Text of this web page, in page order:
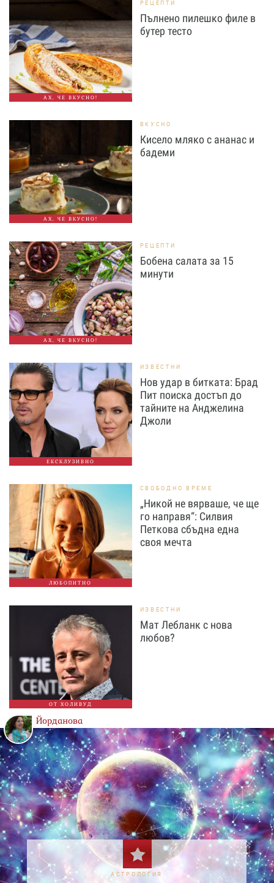
АХ, ЧЕ ВКУСНО!
РЕЦЕПТИ
Пълнено пилешко филе в
бутер тесто
АХ, ЧЕ ВКУСНО!
ВКУСНО
Кисело мляко с ананас и
бадеми
АХ, ЧЕ ВКУСНО!
РЕЦЕПТИ
Бобена салата за 15
минути
ЕКСКЛУЗИВНО
ИЗВЕСТНИ
Нов удар в битката: Брад
Пит поиска достъп до
тайните на Анджелина
Джоли
ЛЮБОПИТНО
СВОБОДНО ВРЕМЕ
„Никой не вярваше, че ще
го направя“: Силвия
Петкова сбъдна една
своя мечта
ОТ ХОЛИВУД
ИЗВЕСТНИ
Мат Лебланк с нова
любов?
Йорданова
АСТРОЛОГИЯ